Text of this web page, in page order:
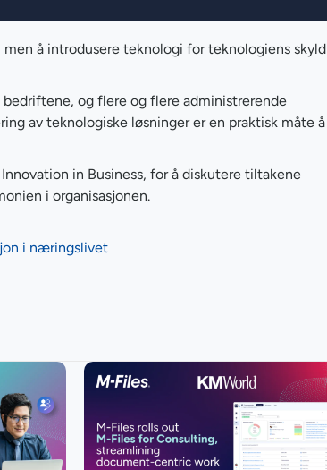
å introdusere teknologi for teknologiens skyld
og flere og flere administrerende
av teknologiske løsninger er en praktisk måte å
in Business, for å diskutere tiltakene
i organisasjonen.
i næringslivet